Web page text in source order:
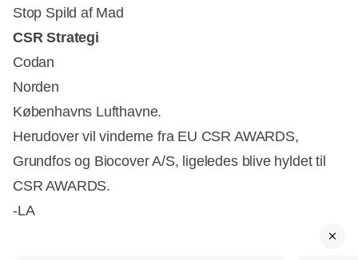
Stop Spild af Mad
CSR Strategi
Codan
Norden
Københavns Lufthavne.
Herudover vil vinderne fra EU CSR AWARDS,
Grundfos og Biocover A/S, ligeledes blive hyldet til
CSR AWARDS.
-LA